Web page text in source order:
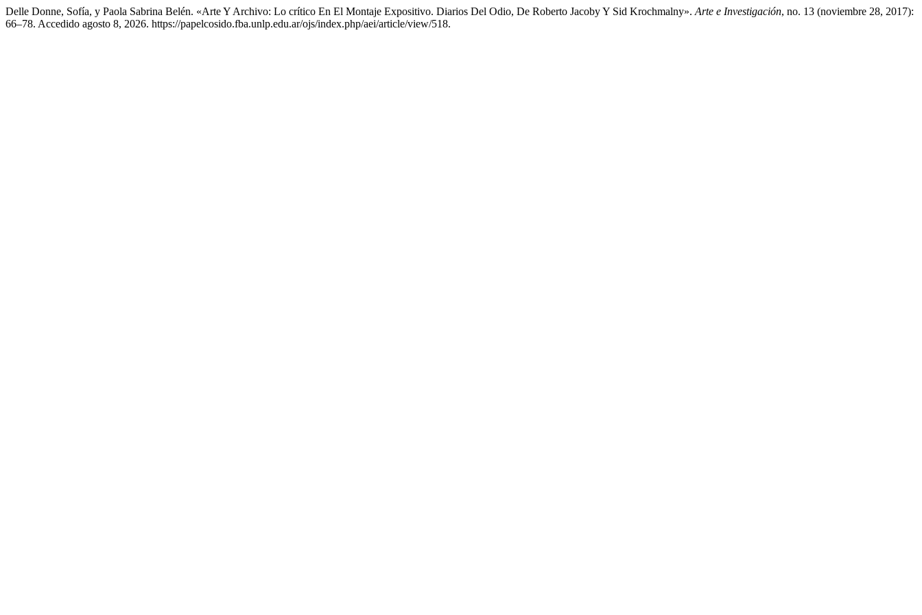
Delle Donne, Sofía, y Paola Sabrina Belén. «Arte Y Archivo: Lo crítico En El Montaje Expositivo. Diarios Del Odio, De Roberto Jacoby Y Sid Krochmalny». Arte e Investigación, no. 13 (noviembre 28, 2017):
66–78. Accedido agosto 8, 2026. https://papelcosido.fba.unlp.edu.ar/ojs/index.php/aei/article/view/518.